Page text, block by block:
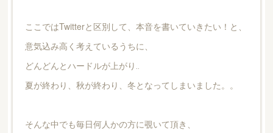
ここではTwitterと区別して、本音を書いていきたい！と、
意気込み高く考えているうちに、
どんどんとハードルが上がり‥
夏が終わり、秋が終わり、冬となってしまいました。。
そんな中でも毎日何人かの方に覗いて頂き、